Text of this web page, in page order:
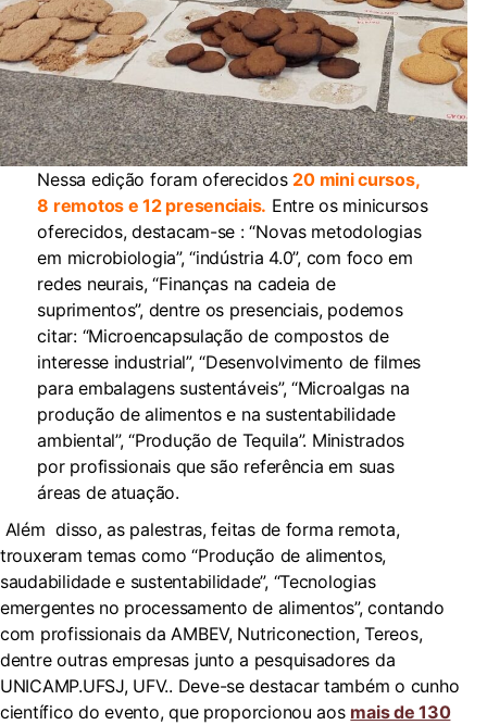
Nessa edição foram oferecidos 20 mini cursos,
8 remotos e 12 presenciais. Entre os minicursos
oferecidos, destacam-se : “Novas metodologias
em microbiologia”, “indústria 4.0”, com foco em
redes neurais, “Finanças na cadeia de
suprimentos”, dentre os presenciais, podemos
citar: “Microencapsulação de compostos de
interesse industrial”, “Desenvolvimento de filmes
para embalagens sustentáveis”, “Microalgas na
produção de alimentos e na sustentabilidade
ambiental”, “Produção de Tequila”. Ministrados
por profissionais que são referência em suas
áreas de atuação.
Além disso, as palestras, feitas de forma remota,
trouxeram temas como “Produção de alimentos,
saudabilidade e sustentabilidade”, “Tecnologias
emergentes no processamento de alimentos”, contando
com profissionais da AMBEV, Nutriconection, Tereos,
dentre outras empresas junto a pesquisadores da
UNICAMP.UFSJ, UFV.. Deve-se destacar também o cunho
científico do evento, que proporcionou aos mais de 130